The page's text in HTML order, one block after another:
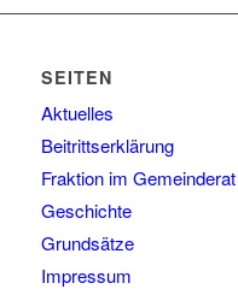
SEITEN
Aktuelles
Beitrittserklärung
Fraktion im Gemeinderat
Geschichte
Grundsätze
Impressum